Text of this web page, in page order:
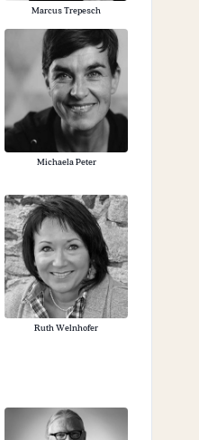
Marcus Trepesch
Michaela Peter
Ruth Welnhofer